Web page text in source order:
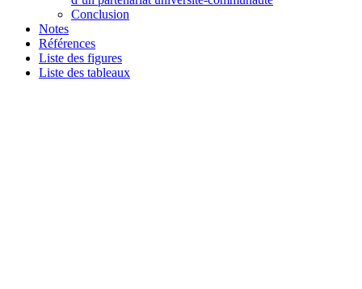
Conclusion
Notes
Références
Liste des figures
Liste des tableaux